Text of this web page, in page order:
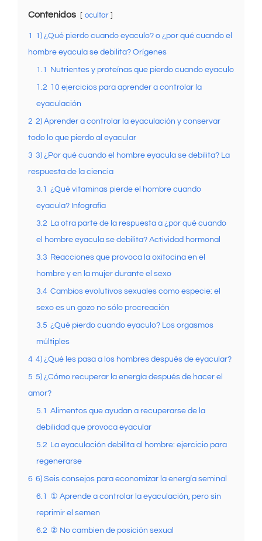
Contenidos ocultar
1
1) ¿Qué pierdo cuando eyaculo? o ¿por qué cuando el
hombre eyacula se debilita? Orígenes
1.1 Nutrientes y proteínas que pierdo cuando eyaculo
1.2 10 ejercicios para aprender a controlar la
eyaculación
2 ­2) Aprender a controlar la eyaculación y conservar
todo lo que pierdo al eyacular
3 3) ¿Por qué cuando el hombre eyacula se debilita? La
respuesta de la ciencia
3.1 ¿Qué vitaminas pierde el hombre cuando
eyacula? Infografía
3.2 La otra parte de la respuesta a ¿por qué cuando
el hombre eyacula se debilita? Actividad hormonal
3.3 Reacciones que provoca la oxitocina en el
hombre y en la mujer durante el sexo
3.4 Cambios evolutivos sexuales como especie: el
sexo es un gozo no sólo procreación
3.5 ¿Qué pierdo cuando eyaculo? Los orgasmos
múltiples
4 4) ¿Qué les pasa a los hombres después de eyacular?
5 5) ¿Cómo recuperar la energía después de hacer el
amor?
5.1 Alimentos que ayudan a recuperarse de la
debilidad que provoca eyacular
5.2 La eyaculación debilita al hombre: ejercicio para
regenerarse
6 6) Seis consejos para economizar la energía seminal
6.1 ① Aprende a controlar la eyaculación, pero sin
reprimir el semen
6.2 ② No cambien de posición sexual